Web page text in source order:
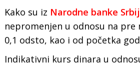
Kako su iz Narodne banke
nepromenjen u odnosu na pre
0,1 odsto, kao i od početka
Indikativni kurs dinara u